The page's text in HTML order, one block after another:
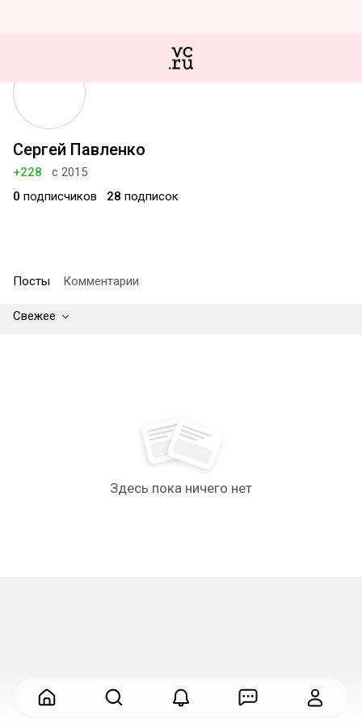
Сергей Павленко
+228
с 2015
0 подписчиков 28 подписок
Посты Комментарии
Свежее
Здесь пока ничего нет